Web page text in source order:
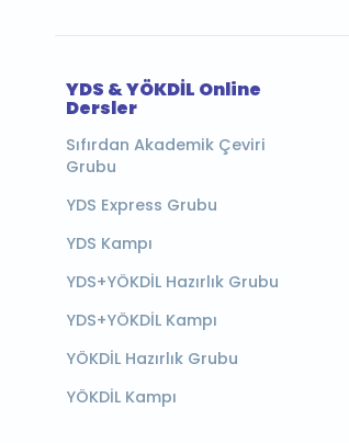
YDS & YÖKDİL Online
Dersler
Sıfırdan Akademik Çeviri
Grubu
YDS Express Grubu
YDS Kampı
YDS+YÖKDİL Hazırlık Grubu
YDS+YÖKDİL Kampı
YÖKDİL Hazırlık Grubu
YÖKDİL Kampı